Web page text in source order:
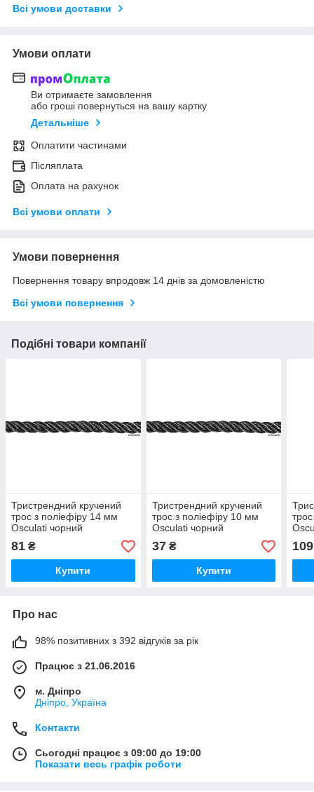
Всі умови доставки
Умови оплати
Ви отримаєте замовлення
або гроші повернуться на вашу картку
Детальніше
Оплатити частинами
Післяплата
Оплата на рахунок
Всі умови оплати
Умови повернення
Повернення товару впродовж 14 днів за домовленістю
Всі умови повернення
Подібні товари компанії
Тристрендний кручений
трос з поліефіру 14 мм
Osculati чорний
81 ₴
Купити
Тристрендний кручений
трос з поліефіру 10 мм
Osculati чорний
37₴
Купити
109
Про нас
98% позитивних з 392 відгуків за рік
Працює з 21.06.2016
м. Дніпро
Дніпро, Україна
Контакти
Сьогодні працює з 09:00 до 19:00
Показати весь графік роботи